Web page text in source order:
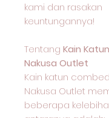
kami dan rasakan
keuntungannya!
Tentang Kain
Nakusa Outlet
Kain katun
Nakusa Outlet
beberapa